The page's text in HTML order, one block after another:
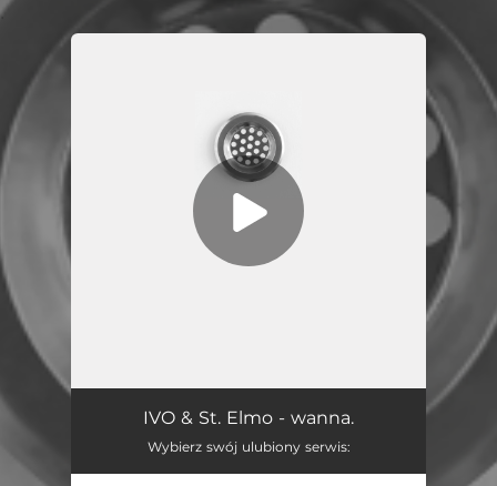
Wanna.IVO & St. Elmo - wanna.
Wybierz swój ulubiony serwis:
.